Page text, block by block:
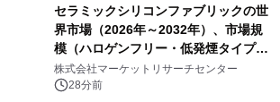
セラミックシリコンファブリックの世
界市場（2026年～2032年）、市場規
模（ハロゲンフリー・低発煙タイプ、
高膨張タイプ）・分析レポートを発表
株式会社マーケットリサーチセンター
28分前